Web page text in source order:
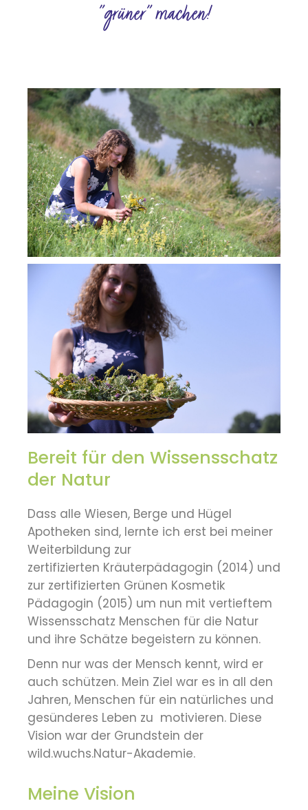
"grüner" machen!
Bereit für den Wissensschatz
der Natur
Dass alle Wiesen, Berge und Hügel
Apotheken sind, lernte ich erst bei meiner
Weiterbildung zur
zertifizierten Kräuterpädagogin (2014) und
zur zertifizierten Grünen Kosmetik
Pädagogin (2015) um nun mit vertieftem
Wissensschatz Menschen für die Natur
und ihre Schätze begeistern zu können.
Denn nur was der Mensch kennt, wird er
auch schützen. Mein Ziel war es in all den
Jahren, Menschen für ein natürliches und
gesünderes Leben zu motivieren. Diese
Vision war der Grundstein der
wild.wuchs.Natur-Akademie.
Meine Vision